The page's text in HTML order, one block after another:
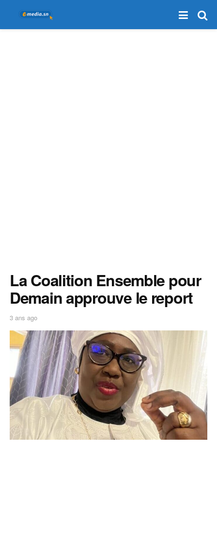
La Coalition Ensemble pour
Demain approuve le report
3 ans ago